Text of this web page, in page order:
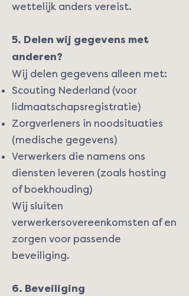
wettelijk anders vereist.
5. Delen wij gegevens met
anderen?
Wij delen gegevens alleen met:
Scouting Nederland (voor
lidmaatschapsregistratie)
Zorgverleners in noodsituaties
(medische gegevens)
Verwerkers die namens ons
diensten leveren (zoals hosting
of boekhouding)
Wij sluiten
verwerkersovereenkomsten af en
zorgen voor passende
beveiliging.
6. Beveiliging